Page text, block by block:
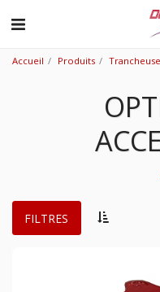
Accueil Produits Trancheuse
FILTRES